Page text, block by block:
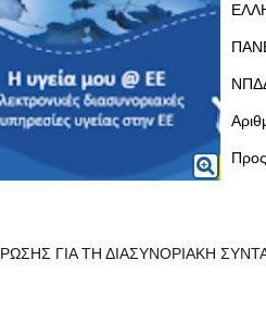
ΓΙΑ ΤΗ ΔΙΑΣΥΝΟΡΙΑΚΗ